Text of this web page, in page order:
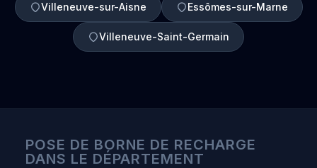
Villeneuve-sur-Aisne Essômes-sur-Marne
Villeneuve-Saint-Germain
POSE DE BORNE DE RECHARGE
DANS LE DÉPARTEMENT